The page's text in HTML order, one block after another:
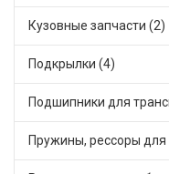
Кузовные запчасти (2)
Подкрылки (4)